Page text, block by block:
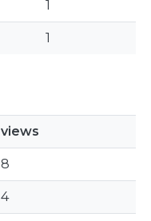
1
1
views
8
4